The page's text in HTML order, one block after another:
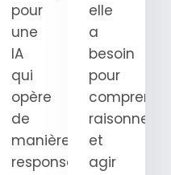
pour
une
IA
qui
opère
de
manière
responsable.
elle
a
besoin
pour
raisonner
et
agir